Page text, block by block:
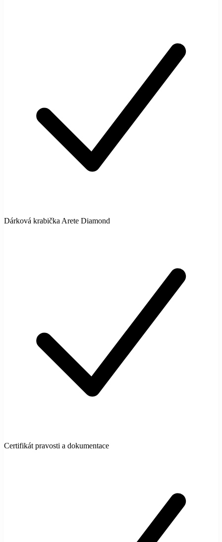
Dárková krabička Arete Diamond
Certifikát pravosti a dokumentace